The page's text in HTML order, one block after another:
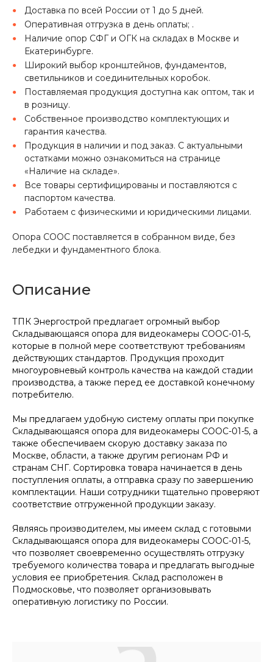
Доставка по всей России от 1 до 5 дней.
Оперативная отгрузка в день оплаты; .
Наличие опор СФГ и ОГК на складах в Москве и
Екатеринбурге.
Широкий выбор кронштейнов, фундаментов,
светильников и соединительных коробок.
Поставляемая продукция доступна как оптом, так и
в розницу.
Собственное производство комплектующих и
гарантия качества.
Продукция в наличии и под заказ. С актуальными
остатками можно ознакомиться на странице
«Наличие на складе».
Все товары сертифицированы и поставляются с
паспортом качества.
Работаем с физическими и юридическими лицами.
Опора СООС поставляется в собранном виде, без
лебедки и фундаментного блока.
Описание
ТПК Энергострой предлагает огромный выбор
Складывающаяся опора для видеокамеры СООС-01-5,
которые в полной мере соответствуют требованиям
действующих стандартов. Продукция проходит
многоуровневый контроль качества на каждой стадии
производства, а также перед ее доставкой конечному
потребителю.
Мы предлагаем удобную систему оплаты при покупке
Складывающаяся опора для видеокамеры СООС-01-5, а
также обеспечиваем скорую доставку заказа по
Москве, области, а также другим регионам РФ и
странам СНГ. Сортировка товара начинается в день
поступления оплаты, а отправка сразу по завершению
комплектации. Наши сотрудники тщательно проверяют
соответствие отгруженной продукции заказу.
Являясь производителем, мы имеем склад с готовыми
Складывающаяся опора для видеокамеры СООС-01-5,
что позволяет своевременно осуществлять отгрузку
требуемого количества товара и предлагать выгодные
условия ее приобретения. Склад расположен в
Подмосковье, что позволяет организовывать
оперативную логистику по России.